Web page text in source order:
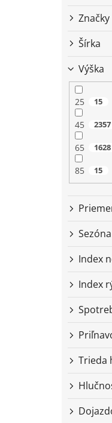
Značky
Šírka
Výška
25 15
45 2357
65 1628
85 15
Sezóna
Index
Index
Trieda